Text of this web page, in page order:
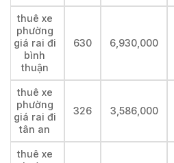
thuê xe
phường
giá rai đi
bình
thuận
630 6,930,000
thuê xe
phường
giá rai đi
tân an
326 3,586,000
thuê xe